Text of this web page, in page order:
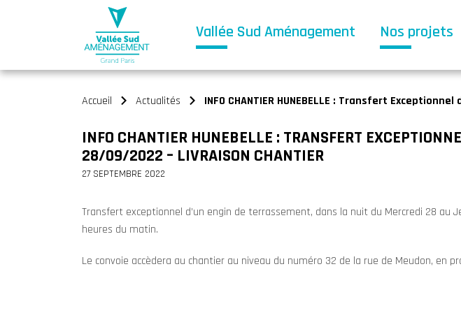
Vallée Sud Aménagement Nos projets
Accueil Actualités INFO CHANTIER HUNEBELLE : Transfert
INFO CHANTIER HUNEBELLE : TRANSFERT
28/09/2022 – LIVRAISON CHANTIER
27 SEPTEMBRE 2022
Transfert exceptionnel d’un engin de terrassement, dans la nuit du Mercredi 28 au
heures du matin.
Le convoie accèdera au chantier au niveau du numéro 32 de la rue de Meudon, en